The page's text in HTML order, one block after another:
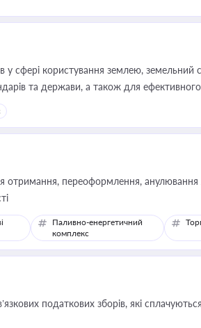
у сфері користування землею, земельний
та держави, а також для
отримання, переоформлення, анулювання
Паливно-енергетичний
комплекс
податкових зборів, які